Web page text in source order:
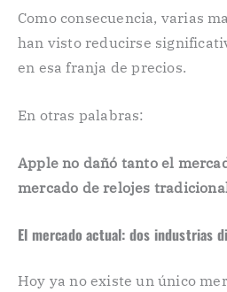
Como consecuencia, varias
han visto reducirse
en esa franja de precios.
En otras palabras:
Apple no dañó tanto el
mercado de relojes
El mercado actual: dos industrias
Hoy ya no existe un único